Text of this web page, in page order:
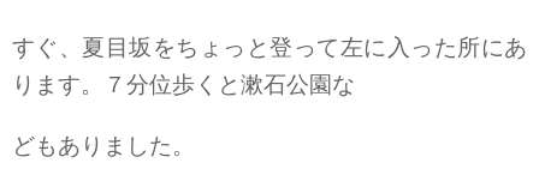
すぐ、夏目坂をちょっと登って左に入った所にあ
ります。７分位歩くと漱石公園な
どもありました。